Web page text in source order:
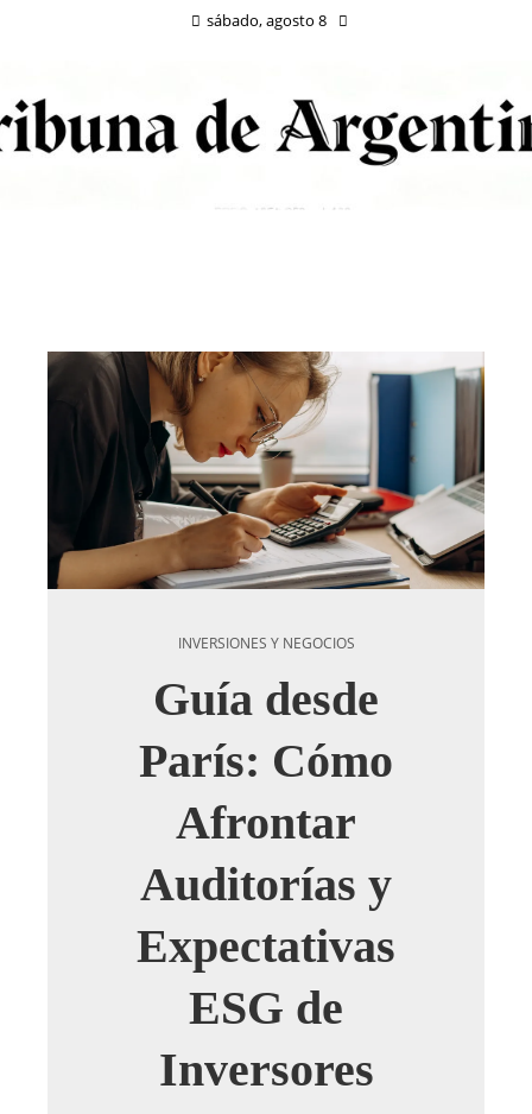
sábado, agosto 8
INVERSIONES Y NEGOCIOS
Guía desde
París: Cómo
Afrontar
Auditorías y
Expectativas
ESG de
Inversores